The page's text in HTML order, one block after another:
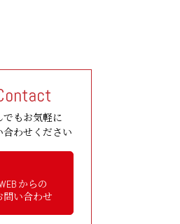
でもお気軽に
合わせください
からの
問い合わせ